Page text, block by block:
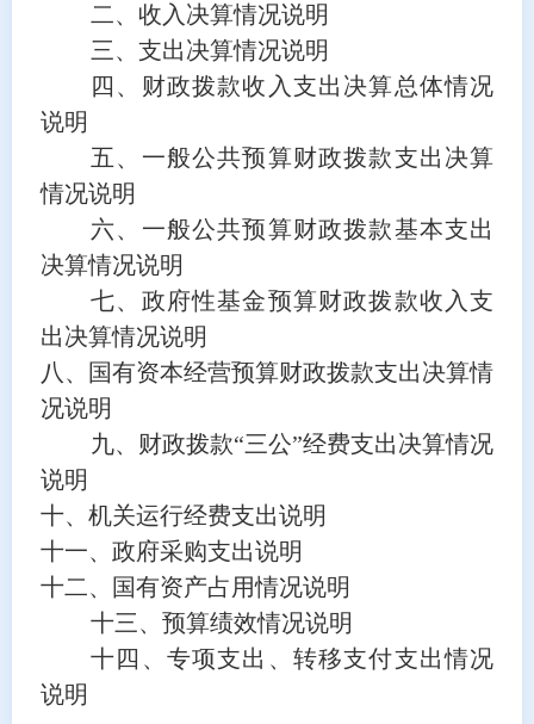
二、收入决算情况说明
三、支出决算情况说明
四、财政拨款收入支出决算总体情况
说明
五、一般公共预算财政拨款支出决算
情况说明
六、一般公共预算财政拨款基本支出
决算情况说明
七、政府性基金预算财政拨款收入支
出决算情况说明
八、国有资本经营预算财政拨款支出决算情
况说明
九、财政拨款“三公”经费支出决算情况
说明
十、机关运行经费支出说明
十一、政府采购支出说明
十二、国有资产占用情况说明
十三、预算绩效情况说明
十四、专项支出、转移支付支出情况
说明